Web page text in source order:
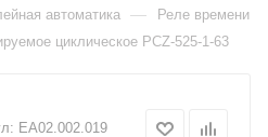
автоматика — Реле времени
циклическое PCZ-525-1-63
ЕА02.002.019